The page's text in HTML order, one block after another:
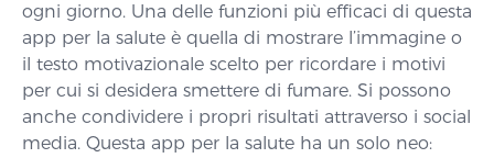
ogni giorno. Una delle funzioni più efficaci di questa
app per la salute è quella di mostrare l’immagine o
il testo motivazionale scelto per ricordare i motivi
per cui si desidera smettere di fumare. Si possono
anche condividere i propri risultati attraverso i social
media. Questa app per la salute ha un solo neo: